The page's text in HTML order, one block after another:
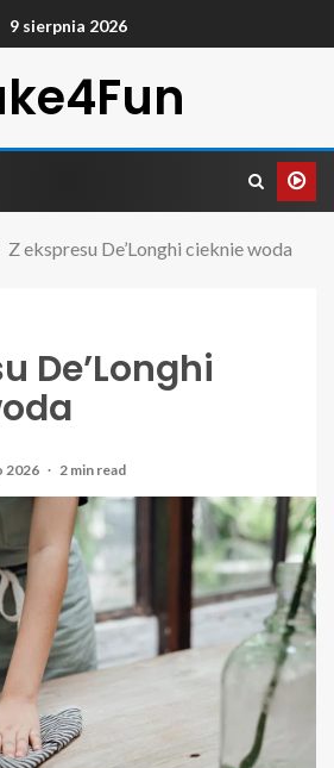
9 sierpnia 2026
Z ekspresu De’Longhi cieknie woda
De’Longhi
2026 2 min read